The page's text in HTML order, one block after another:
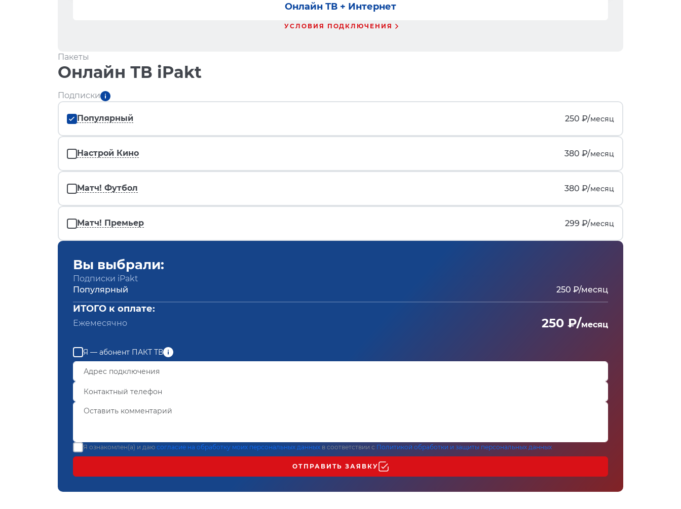
Онлайн ТВ + Интернет
УСЛОВИЯ ПОДКЛЮЧЕНИЯ
Пакеты
Онлайн ТВ iPakt
Подписки
Популярный 250 ₽/месяц
Настрой Кино 380 ₽/месяц
Матч! Футбол 380 ₽/месяц
Матч! Премьер 299 ₽/месяц
Вы выбрали:
Подписки iPakt
Популярный
250 ₽/месяц
ИТОГО к оплате:
Ежемесячно 250 ₽/месяц
Я — абонент ПАКТ ТВ
Я ознакомлен(а) и даю согласие на обработку моих персональных данных в соответствии с Политикой обработки и защиты персональных данных
ОТПРАВИТЬ ЗАЯВКУ